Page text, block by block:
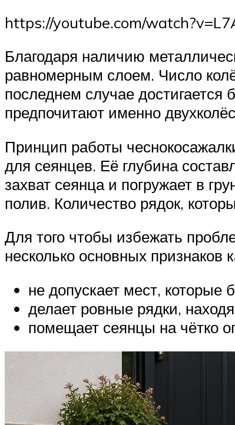
https://youtube.com/
Благодаря наличию
равномерным слоем. Число
последнем случае
предпочитают именно
Принцип работы
для сеянцев. Её глубина
захват сеянца и погружает в
полив. Количество рядок,
Для того чтобы избежать
несколько основных
не допускает мест,
делает ровные рядки,
помещает сеянцы на чётко